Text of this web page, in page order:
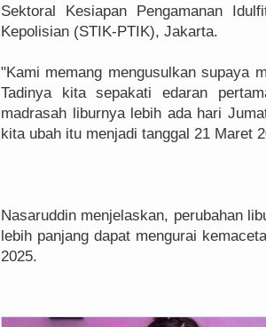
Sektoral Kesiapan Pengamanan
Kepolisian (STIK-PTIK), Jakarta.
"Kami memang mengusulkan supaya
Tadinya kita sepakati edaran
madrasah liburnya lebih ada hari
kita ubah itu menjadi tanggal 21 Maret
Nasaruddin menjelaskan, perubahan
lebih panjang dapat mengurai
2025.